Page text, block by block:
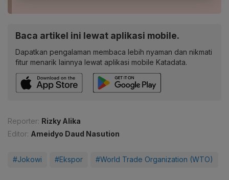
Baca artikel ini lewat aplikasi mobile.
Dapatkan pengalaman membaca lebih nyaman dan nikmati
fitur menarik lainnya lewat aplikasi mobile Katadata.
Reporter: Rizky Alika
Editor: Ameidyo Daud Nasution
#Jokowi #Ekspor #World Trade Organization (WTO)